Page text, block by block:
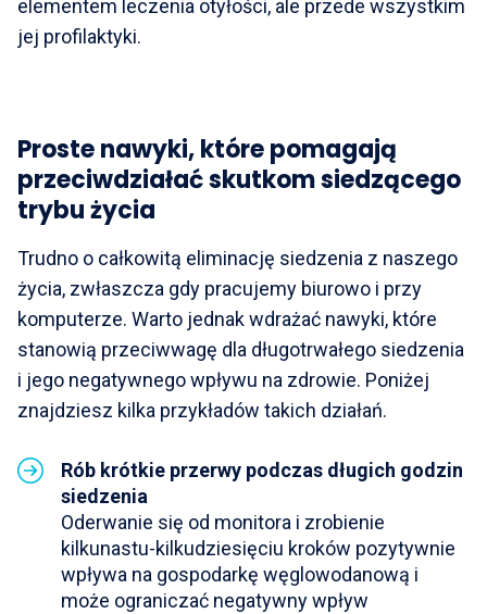
elementem leczenia otyłości, ale przede wszystkim
jej profilaktyki.
Proste nawyki, które pomagają
przeciwdziałać skutkom siedzącego
trybu życia
Trudno o całkowitą eliminację siedzenia z naszego
życia, zwłaszcza gdy pracujemy biurowo i przy
komputerze. Warto jednak wdrażać nawyki, które
stanowią przeciwwagę dla długotrwałego siedzenia
i jego negatywnego wpływu na zdrowie. Poniżej
znajdziesz kilka przykładów takich działań.
Rób krótkie przerwy podczas długich godzin
siedzenia
Oderwanie się od monitora i zrobienie
kilkunastu-kilkudziesięciu kroków pozytywnie
wpływa na gospodarkę węglowodanową i
może ograniczać negatywny wpływ